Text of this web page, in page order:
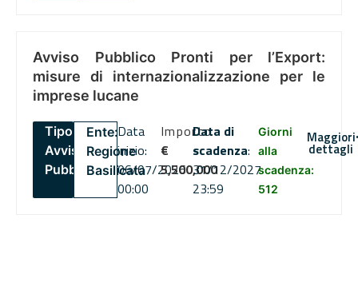
Avviso Pubblico Pronti per l’Export:
misure di internazionalizzazione per le
imprese lucane
Tipo:
Avviso
Pubblico
Ente:
Regione
Basilicata
Data
inizio:
06/07/2026
00:00
Importo
€
5,500,000
Data di
scadenza:
31/12/2027
23:59
Giorni
alla
scadenza:
512
Maggiori
dettagli